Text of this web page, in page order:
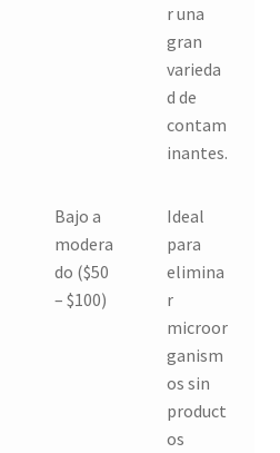
r una
gran
varieda
d de
contam
inantes.
Bajo a
modera
do ($50
– $100)
Ideal
para
elimina
r
microor
ganism
os sin
product
os